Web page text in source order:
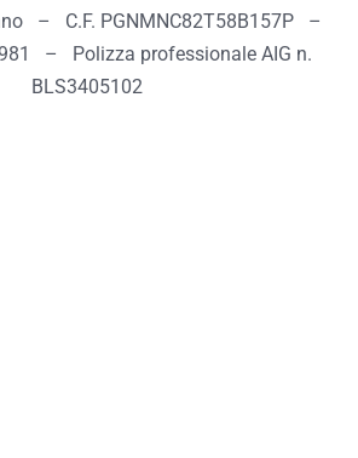
– C.F. PGNMNC82T58B157P –
– Polizza professionale AIG n.
BLS3405102